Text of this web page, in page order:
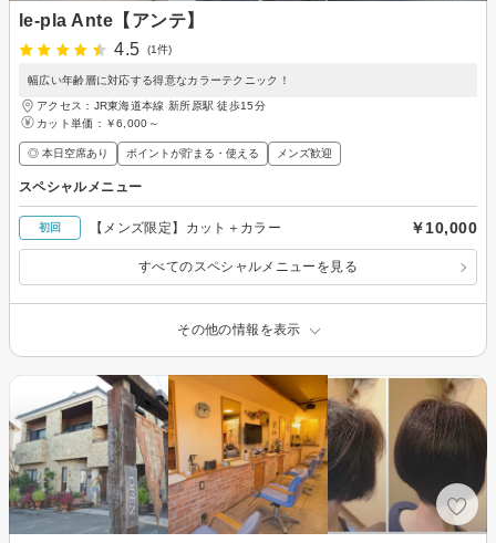
le-pla Ante【アンテ】
4.5
(1件)
幅広い年齢層に対応する得意なカラーテクニック！
アクセス：JR東海道本線 新所原駅 徒歩15分
カット単価： ￥6,000～
◎ 本日空席あり ポイントが貯まる・使える メンズ歓迎
スペシャルメニュー
初回 【メンズ限定】カット＋カラー ￥10,000
すべてのスペシャルメニューを見る
その他の情報を表示